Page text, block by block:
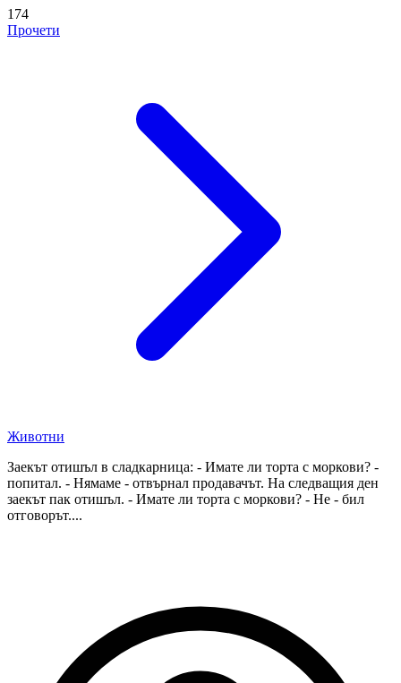
174
Прочети
Животни
Заекът отишъл в сладкарница: - Имате ли торта с моркови? -
попитал. - Нямаме - отвърнал продавачът. На следващия ден
заекът пак отишъл. - Имате ли торта с моркови? - Не - бил
отговорът....